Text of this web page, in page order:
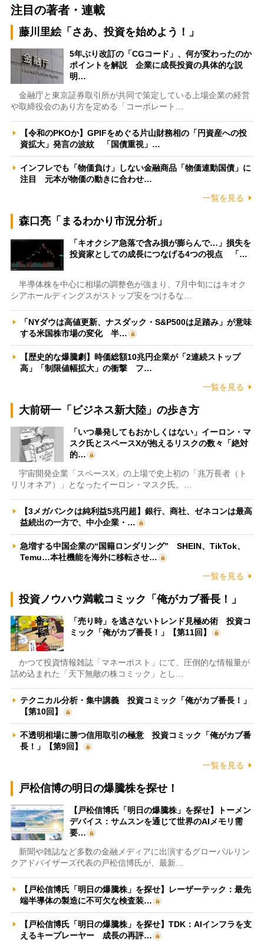
注目の著者・連載
藤川里絵「さあ、投資を始めよう！」
5年ぶり改訂の「CGコード」、何が変わったのか
ポイントを解説 企業に成長投資の具体的な説
明…
金融庁と東京証券取引所が共同で策定している上場企業の経営
や取締役会のあり方を定める「コーポレート…
【令和のPKOか】GPIFをめぐる片山財務相の「円資産への投
資拡大」発言の波紋 「国債重視」…
インフレでも「物価負け」しない金融商品「物価連動国債」に
注目 元本が物価の動きに合わせ…
一覧を見る
森口亮「まるわかり市況分析」
「キオクシア急落で含み損が膨らんで…」損失を
投資家としての成長につなげる4つの視点 「…
半導体株を中心に相場の調整色が強まり、7月中旬にはキオク
シアホールディングスがストップ安をつけるな…
「NYダウは高値更新、ナスダック・S&P500は足踏み」が意味
する米国株市場の変化 半…
【歴史的な爆騰劇】時価総額10兆円企業が「2連続ストップ
高」「制限値幅拡大」の衝撃 フ…
一覧を見る
大前研一「ビジネス新大陸」の歩き方
「いつ暴発してもおかしくはない」イーロン・マ
スク氏とスペースXが抱えるリスクの数々「絶対
的…
宇宙開発企業「スペースX」の上場で史上初の「兆万長者（ト
リリオネア）」となったイーロン・マスク氏。…
【3メガバンクは純利益5兆円超】銀行、商社、ゼネコンは最高
益続出の一方で、中小企業・…
急増する中国企業の“国籍ロンダリング” SHEIN、TikTok、
Temu…本社機能を海外に移転させ…
一覧を見る
投資ノウハウ満載コミック「俺がカブ番長！」
「売り時」を逃さないトレンド見極め術 投資コ
ミック「俺がカブ番長！」【第11回】
かつて投資情報雑誌「マネーポスト」にて、圧倒的な情報量が
詰め込まれた「天下無敵の株コミック」とし…
テクニカル分析・集中講義 投資コミック「俺がカブ番長！」
【第10回】
不透明相場に勝つ信用取引の極意 投資コミック「俺がカブ番
長！」【第9回】
一覧を見る
戸松信博の明日の爆騰株を探せ！
【戸松信博氏「明日の爆騰株」を探せ】トーメン
デバイス：サムスンを通じて世界のAIメモリ需
要…
新聞や雑誌など多数の金融メディアに出演するグローバルリン
クアドバイザーズ代表の戸松信博氏が、最新…
【戸松信博氏「明日の爆騰株」を探せ】レーザーテック：最先
端半導体の製造に不可欠な検査装…
【戸松信博氏「明日の爆騰株」を探せ】TDK：AIインフラを支
えるキープレーヤー 成長の再評…